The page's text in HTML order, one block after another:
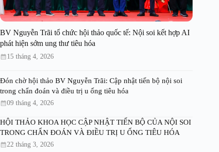
BV Nguyễn Trãi tổ chức hội thảo quốc tế: Nội soi kết hợp AI
phát hiện sớm ung thư tiêu hóa
15 tháng 4, 2026
Đón chờ hội thảo BV Nguyễn Trãi: Cập nhật tiến bộ nội soi
trong chẩn đoán và điều trị u ống tiêu hóa
09 tháng 4, 2026
HỘI THẢO KHOA HỌC CẬP NHẬT TIẾN BỘ CỦA NỘI SOI
TRONG CHẨN ĐOÁN VÀ ĐIỀU TRỊ U ỐNG TIÊU HÓA
22 tháng 3, 2026